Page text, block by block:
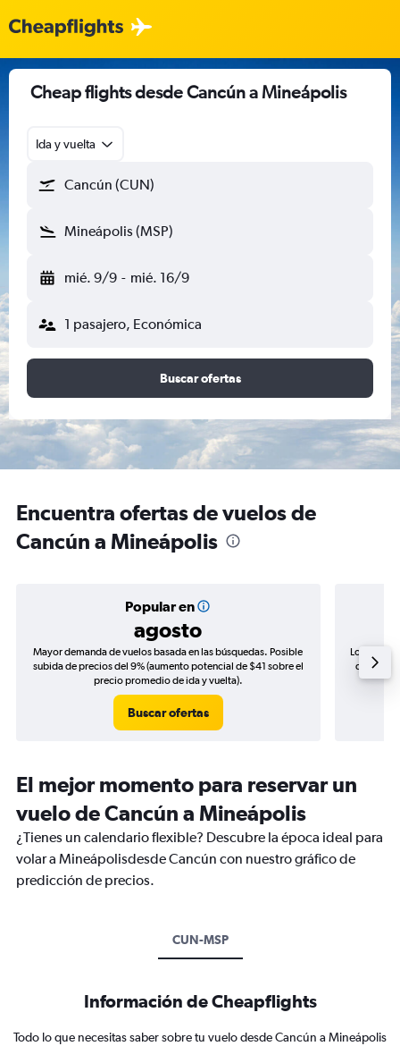
Cheap flights desde Cancún a Mineápolis
Ida y vuelta
Cancún (CUN)
Mineápolis (MSP)
mié. 9/9 - mié. 16/9
1 pasajero, Económica
Buscar ofertas
Encuentra ofertas de vuelos de
Cancún a Mineápolis
Popular en
agosto
Mayor demanda de vuelos basada en las búsquedas. Posible
subida de precios del 9% (aumento potencial de $41 sobre el
precio promedio de ida y vuelta).
Buscar ofertas
Los
de
El mejor momento para reservar un
vuelo de Cancún a Mineápolis
¿Tienes un calendario flexible? Descubre la época ideal para
volar a Mineápolisdesde Cancún con nuestro gráfico de
predicción de precios.
CUN-MSP
Información de Cheapflights
Todo lo que necesitas saber sobre tu vuelo desde Cancún a Mineápolis